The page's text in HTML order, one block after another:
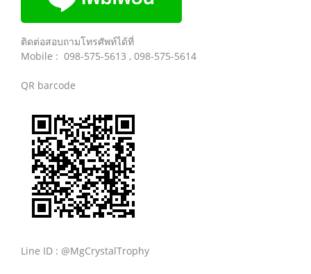
ติดต่อสอบถามโทรศัพท์ได้ที่
Mobile : 098-575-5613 , 098-575-5614
QR barcode
Line ID : @MgCrystalTrophy